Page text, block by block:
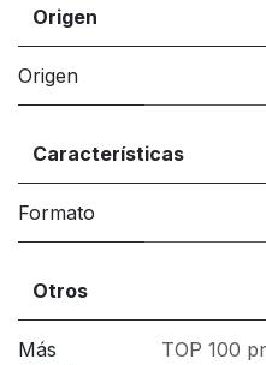
Origen
Origen
Características
Formato
Otros
Más
TOP 100